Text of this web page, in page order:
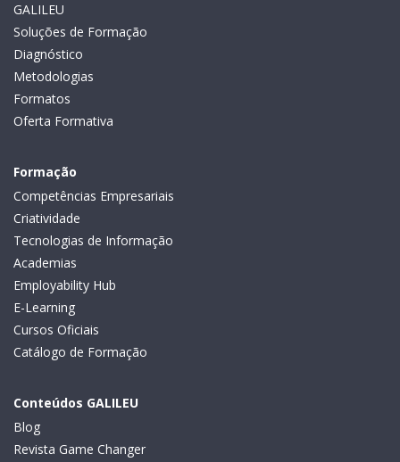
GALILEU
Soluções de Formação
Diagnóstico
Metodologias
Formatos
Oferta Formativa
Formação
Competências Empresariais
Criatividade
Tecnologias de Informação
Academias
Employability Hub
E-Learning
Cursos Oficiais
Catálogo de Formação
Conteúdos GALILEU
Blog
Revista Game Changer